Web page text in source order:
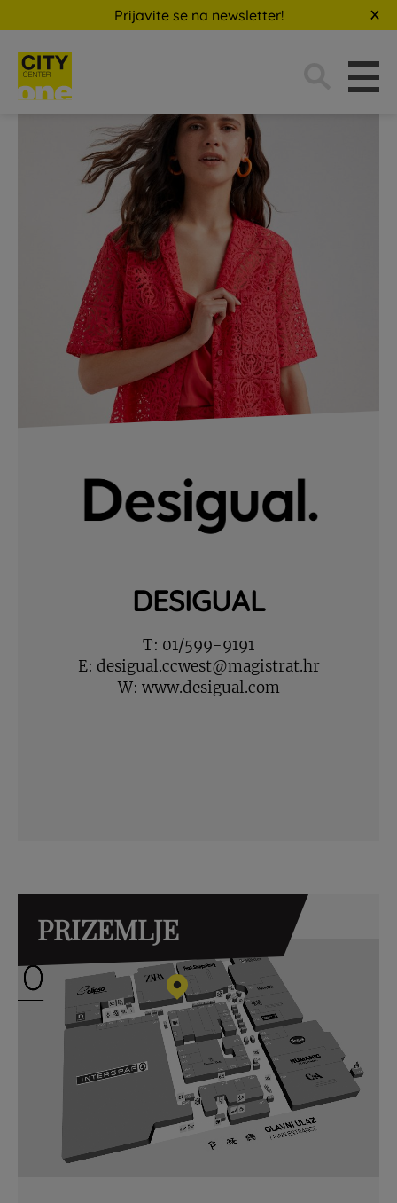
Prijavite se na newsletter!
DESIGUAL
T: 01/599-9191
E: desigual.ccwest@magistrat.hr
W: www.desigual.com
PRIZEMLJE